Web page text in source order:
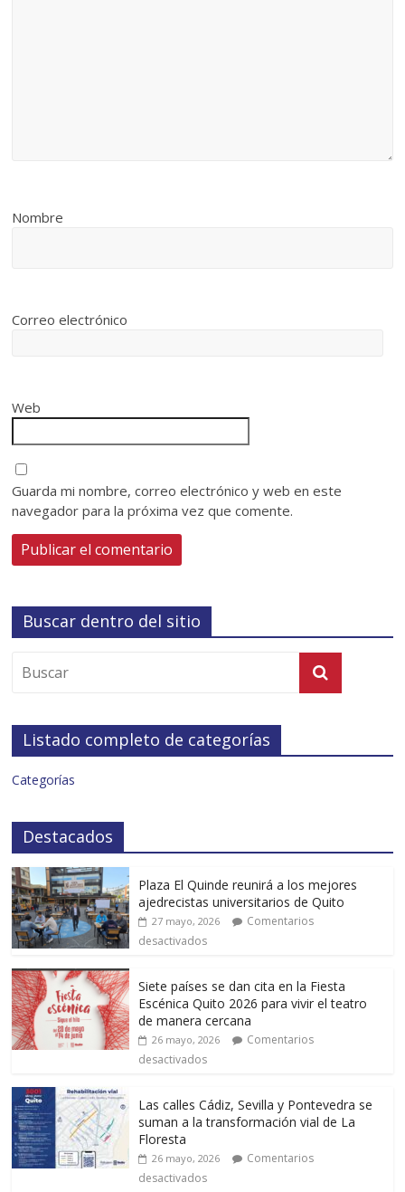
Nombre
Correo electrónico
Web
Guarda mi nombre, correo electrónico y web en este
navegador para la próxima vez que comente.
Buscar dentro del sitio
Listado completo de categorías
Categorías
Destacados
Plaza El Quinde reunirá a los mejores
ajedrecistas universitarios de Quito
27 mayo, 2026
Comentarios
desactivados
Siete países se dan cita en la Fiesta
Escénica Quito 2026 para vivir el teatro
de manera cercana
26 mayo, 2026
Comentarios
desactivados
Las calles Cádiz, Sevilla y Pontevedra se
suman a la transformación vial de La
Floresta
26 mayo, 2026
Comentarios
desactivados